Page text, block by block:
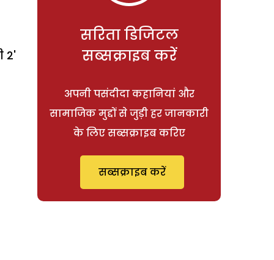
2'
सरिता डिजिटल
सब्सक्राइब करें
अपनी पसंदीदा कहानियां और
सामाजिक मुद्दों से जुड़ी हर जानकारी
के लिए सब्सक्राइब करिए
सब्सक्राइब करें